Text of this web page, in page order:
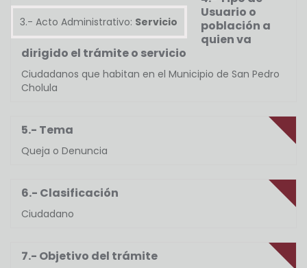
3.- Acto Administrativo: Servicio
Usuario o
población a
quien va
dirigido el trámite o servicio
Ciudadanos que habitan en el Municipio de San Pedro
Cholula
5.- Tema
Queja o Denuncia
6.- Clasificación
Ciudadano
7.- Objetivo del trámite